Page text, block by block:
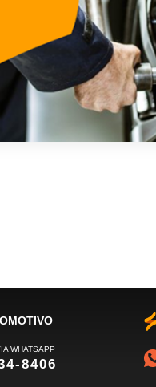
WHATSAPP
8406